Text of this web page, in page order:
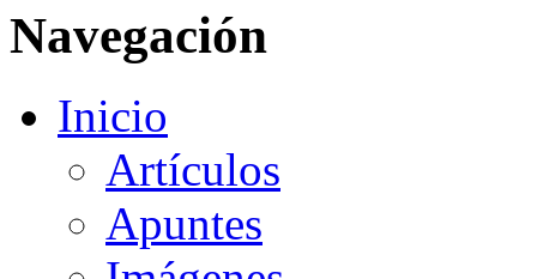
Navegación
Inicio
Artículos
Apuntes